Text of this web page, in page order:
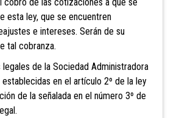
esta ley, que se encuentren
e intereses. Serán de su
tal cobranza.
de la Sociedad Administradora
en el artículo 2º de la ley
de la señalada en el número 3º de